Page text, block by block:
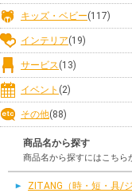
キッズ・ベビー(117)
インテリア(19)
サービス(13)
イベント (2)
その他(88)
商品名から探す
商品名から探すにはこちら
ZITANG（時・短・具/ジ